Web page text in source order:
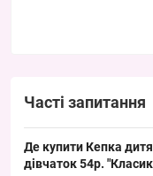
Часті запитання
Де купити Кепка
дівчаток 54р.